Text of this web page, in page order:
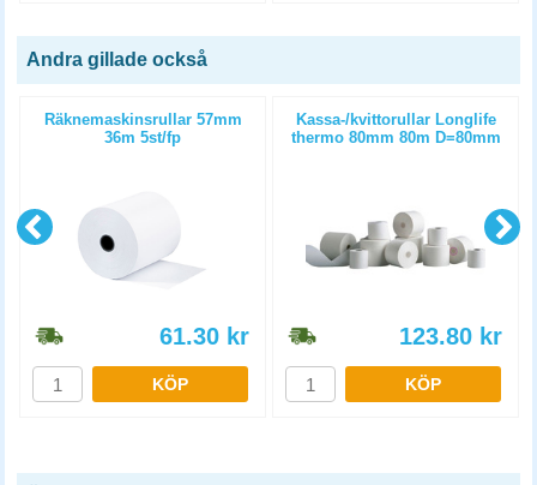
Andra gillade också
Räknemaskinsrullar 57mm
36m 5st/fp
61.30 kr
KÖP
Kassa-/kvittorullar Longlife
thermo 80mm 80m D=80mm
123.80 kr
KÖP